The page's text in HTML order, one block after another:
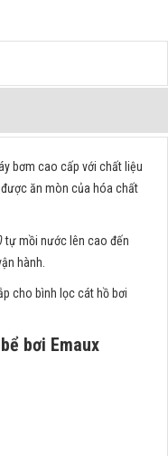
bơm cao cấp với chất liệu
ăn mòn của hóa chất
tự mồi nước lên cao đến
hành.
cho bình lọc cát hồ bơi
bơi Emaux